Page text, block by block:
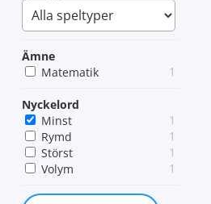
Ämne
Matematik
1
Nyckelord
Minst
1
Rymd
1
Störst
1
Volym
1